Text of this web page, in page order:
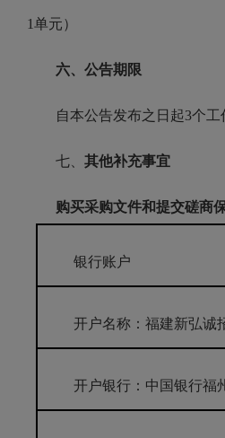
1单元）
六、公告期限
自本公告发布之日起3个工
七、 其他补充事宜
购买采购文件和提交磋商
银行账户
开户名称：福建新弘诚
开户银行：中国银行福